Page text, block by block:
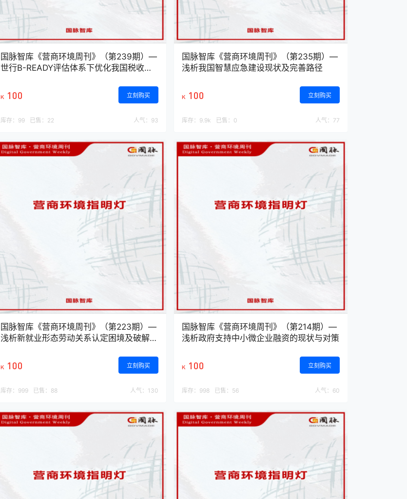
国脉智库《营商环境周刊》（第239期）—
世行B-READY评估体系下优化我国税收营
K 100 立刻购买
库存： 99 已售： 22 人气： 93
国脉智库《营商环境周刊》（第235期）—
浅析我国智慧应急建设现状及完善路径
K 100 立刻购买
库存： 9.9k 已售： 0 人气： 77
国脉智库《营商环境周刊》（第223期）—
浅析新就业形态劳动关系认定困境及破解途
K 100 立刻购买
库存： 999 已售： 88 人气： 130
国脉智库《营商环境周刊》（第214期）—
浅析政府支持中小微企业融资的现状与对策
K 100 立刻购买
库存： 998 已售： 56 人气： 60